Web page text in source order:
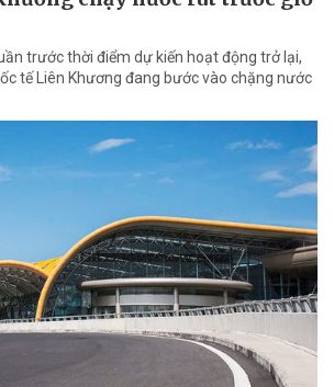
trước thời điểm dự kiến hoạt động trở lại,
tế Liên Khương đang bước vào chặng nước